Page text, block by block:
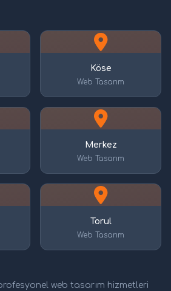
Köse
Web Tasarım
Merkez
Web Tasarım
Torul
Web Tasarım
web tasarım hizmetleri